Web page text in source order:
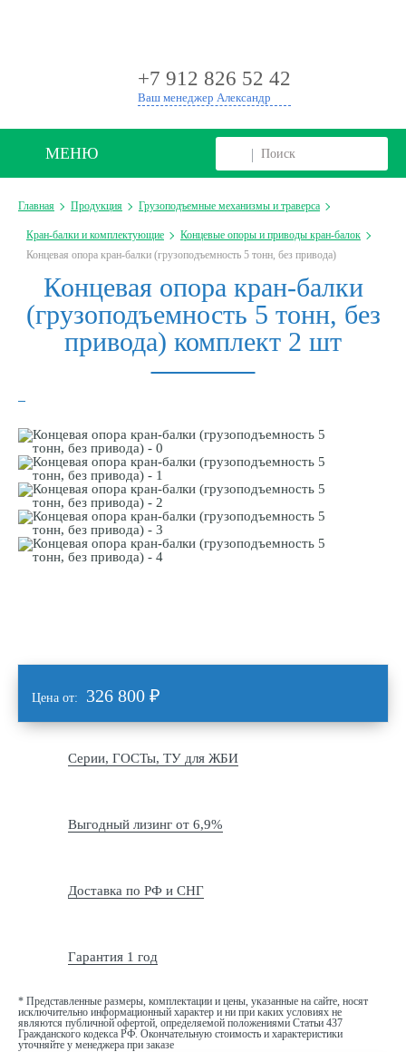
+7 912 826 52 42
Ваш менеджер Александр
МЕНЮ
Главная Продукция Грузоподъемные механизмы и траверса
Кран-балки и комплектующие
Концевые опоры и приводы кран-балок
Концевая опора кран-балки (грузоподъемность 5 тонн, без привода)
Концевая опора кран-балки
(грузоподъемность 5 тонн, без
привода) комплект 2 шт
Цена от: 326 800 ₽
Серии, ГОСТы, ТУ для ЖБИ
Выгодный лизинг от 6,9%
Доставка по РФ и СНГ
Гарантия 1 год
* Представленные размеры, комплектации и цены, указанные на сайте, носят
исключительно информационный характер и ни при каких условиях не
являются публичной офертой, определяемой положениями Статьи 437
Гражданского кодекса РФ. Окончательную стоимость и характеристики
уточняйте у менеджера при заказе